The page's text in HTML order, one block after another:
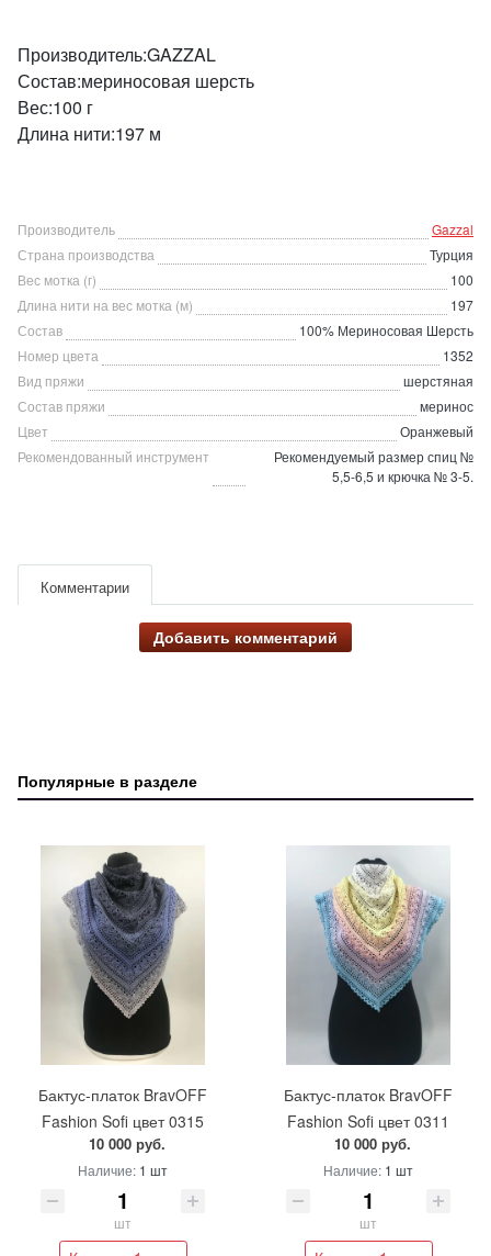
Производитель:GAZZAL
Состав:мериносовая шерсть
Вес:100 г
Длина нити:197 м
Производитель
Gazzal
Страна производства
Турция
Вес мотка (г)
100
Длина нити на вес мотка (м)
197
Состав
100% Мериносовая Шерсть
Номер цвета
1352
Вид пряжи
шерстяная
Состав пряжи
меринос
Цвет
Оранжевый
Рекомендованный инструмент
Рекомендуемый размер спиц №
5,5-6,5 и крючка № 3-5.
Комментарии
Добавить комментарий
Популярные в разделе
Бактус-платок BravOFF
Fashion Sofi цвет 0315
10 000 руб.
Наличие: 1 шт
шт
Бактус-платок BravOFF
Fashion Sofi цвет 0311
10 000 руб.
Наличие: 1 шт
шт